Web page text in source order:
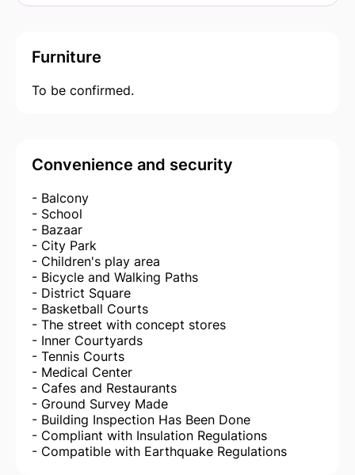
Furniture
To be confirmed.
Convenience and security
- Balcony
- School
- Bazaar
- City Park
- Children's play area
- Bicycle and Walking Paths
- District Square
- Basketball Courts
- The street with concept stores
- Inner Courtyards
- Tennis Courts
- Medical Center
- Cafes and Restaurants
- Ground Survey Made
- Building Inspection Has Been Done
- Compliant with Insulation Regulations
- Compatible with Earthquake Regulations